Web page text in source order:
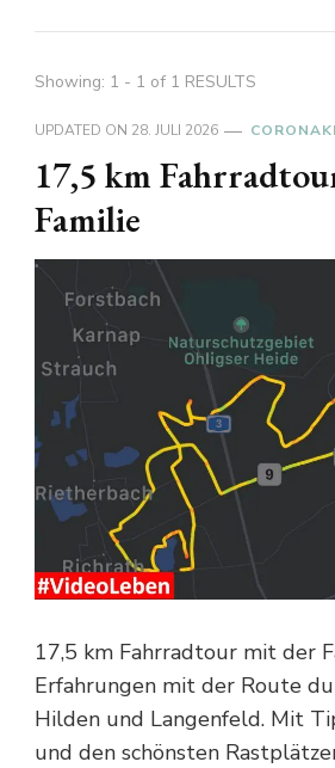
Showing: 1 - 1 of 1 RESULTS
UPDATED ON 28. JULI 2026
17,5 km
Familie
17,5 km Fahrradtour mit der
Erfahrungen mit der Route
Hilden und Langenfeld. Mit
und den schönsten